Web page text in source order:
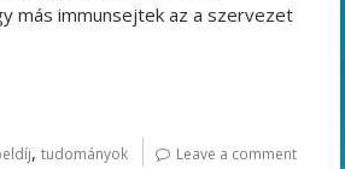
más immunsejtek az a szervezet
,tudományok Leave a comment